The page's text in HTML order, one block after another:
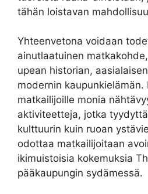
tähän loistavan
Yhteenvetona voidaan
ainutlaatuinen
upean historian,
modernin kaupunkielämän.
matkailijoille monia
aktiviteetteja, jotka
kulttuurin kuin ruoan
odottaa matkailijoitaan
ikimuistoisia kokemuksia
pääkaupungin sydämessä.